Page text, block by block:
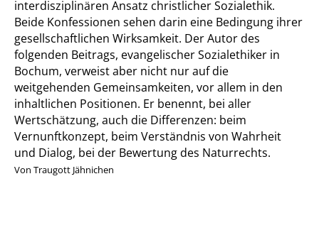
interdisziplinären Ansatz christlicher Sozialethik.
Beide Konfessionen sehen darin eine Bedingung ihrer
gesellschaftlichen Wirksamkeit. Der Autor des
folgenden Beitrags, evangelischer Sozialethiker in
Bochum, verweist aber nicht nur auf die
weitgehenden Gemeinsamkeiten, vor allem in den
inhaltlichen Positionen. Er benennt, bei aller
Wertschätzung, auch die Differenzen: beim
Vernunftkonzept, beim Verständnis von Wahrheit
und Dialog, bei der Bewertung des Naturrechts.
Von Traugott Jähnichen